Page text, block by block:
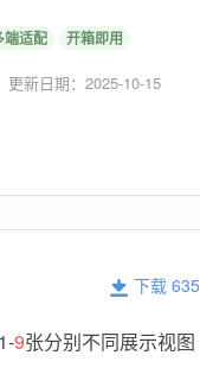
端适配 开箱即用
更新日期：2025-10-15
下载 635
9张分别不同展示视图